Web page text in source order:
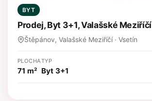
BYT
Prodej, Byt 3+1, Valašské Meziříčí
Štěpánov, Valašské Meziříčí · Vsetín
PLOCHA
71 m²
TYP
Byt 3+1